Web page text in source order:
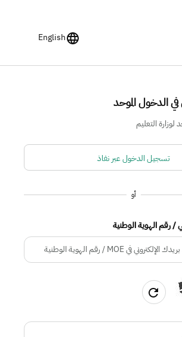
English
الدخول الموحد
التعليم
تسجيل الدخول عبر نفاذ
أو
/ رقم الهوية الوطنية